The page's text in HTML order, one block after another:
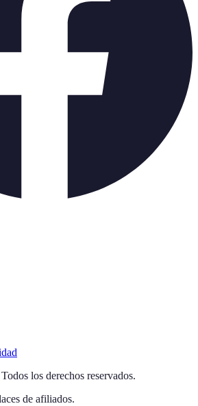
Todos los derechos reservados.
de afiliados.